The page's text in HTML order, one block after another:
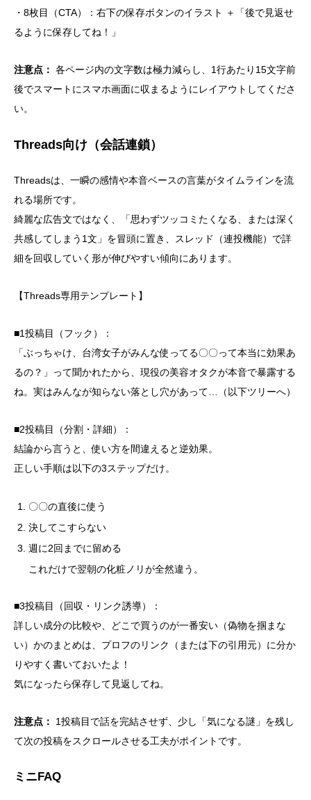
・8枚目（CTA）：右下の保存ボタンのイラスト ＋「後で見返せ
るように保存してね！」
注意点： 各ページ内の文字数は極力減らし、1行あたり15文字前
後でスマートにスマホ画面に収まるようにレイアウトしてくださ
い。
Threads向け（会話連鎖）
Threadsは、一瞬の感情や本音ベースの言葉がタイムラインを流
れる場所です。
綺麗な広告文ではなく、「思わずツッコミたくなる、または深く
共感してしまう1文」を冒頭に置き、スレッド（連投機能）で詳
細を回収していく形が伸びやすい傾向にあります。
【Threads専用テンプレート】
■1投稿目（フック）：
「ぶっちゃけ、台湾女子がみんな使ってる〇〇って本当に効果あ
るの？」って聞かれたから、現役の美容オタクが本音で暴露する
ね。実はみんなが知らない落とし穴があって…（以下ツリーへ）
■2投稿目（分割・詳細）：
結論から言うと、使い方を間違えると逆効果。
正しい手順は以下の3ステップだけ。
〇〇の直後に使う
決してこすらない
週に2回までに留める
これだけで翌朝の化粧ノリが全然違う。
■3投稿目（回収・リンク誘導）：
詳しい成分の比較や、どこで買うのが一番安い（偽物を掴まな
い）かのまとめは、プロフのリンク（または下の引用元）に分か
りやすく書いておいたよ！
気になったら保存して見返してね。
注意点：
1投稿目で話を完結させず、少し「気になる謎」を残し
て次の投稿をスクロールさせる工夫がポイントです。
ミニFAQ